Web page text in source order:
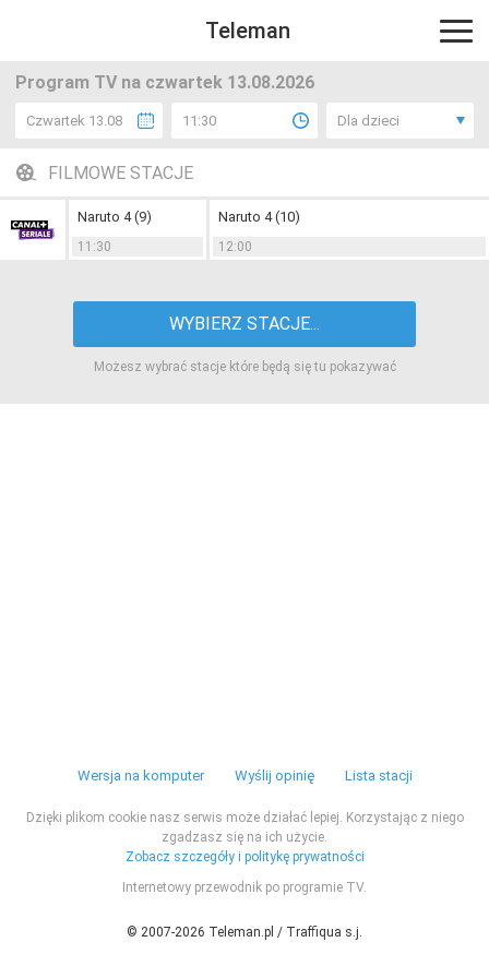
Teleman
Program TV na czwartek 13.08.2026
Czwartek 13.08 11:30 Dla dzieci
FILMOWE STACJE
Naruto 4 (9)
11:30
Naruto 4 (10)
12:00
WYBIERZ STACJE...
Możesz wybrać stacje które będą się tu pokazywać
Wersja na komputer Wyślij opinię Lista stacji
Dzięki plikom cookie nasz serwis może działać lepiej. Korzystając z niego
zgadzasz się na ich użycie.
Zobacz szczegóły i politykę prywatności
Internetowy przewodnik po programie TV.
© 2007-2026 Teleman.pl / Traffiqua s.j.